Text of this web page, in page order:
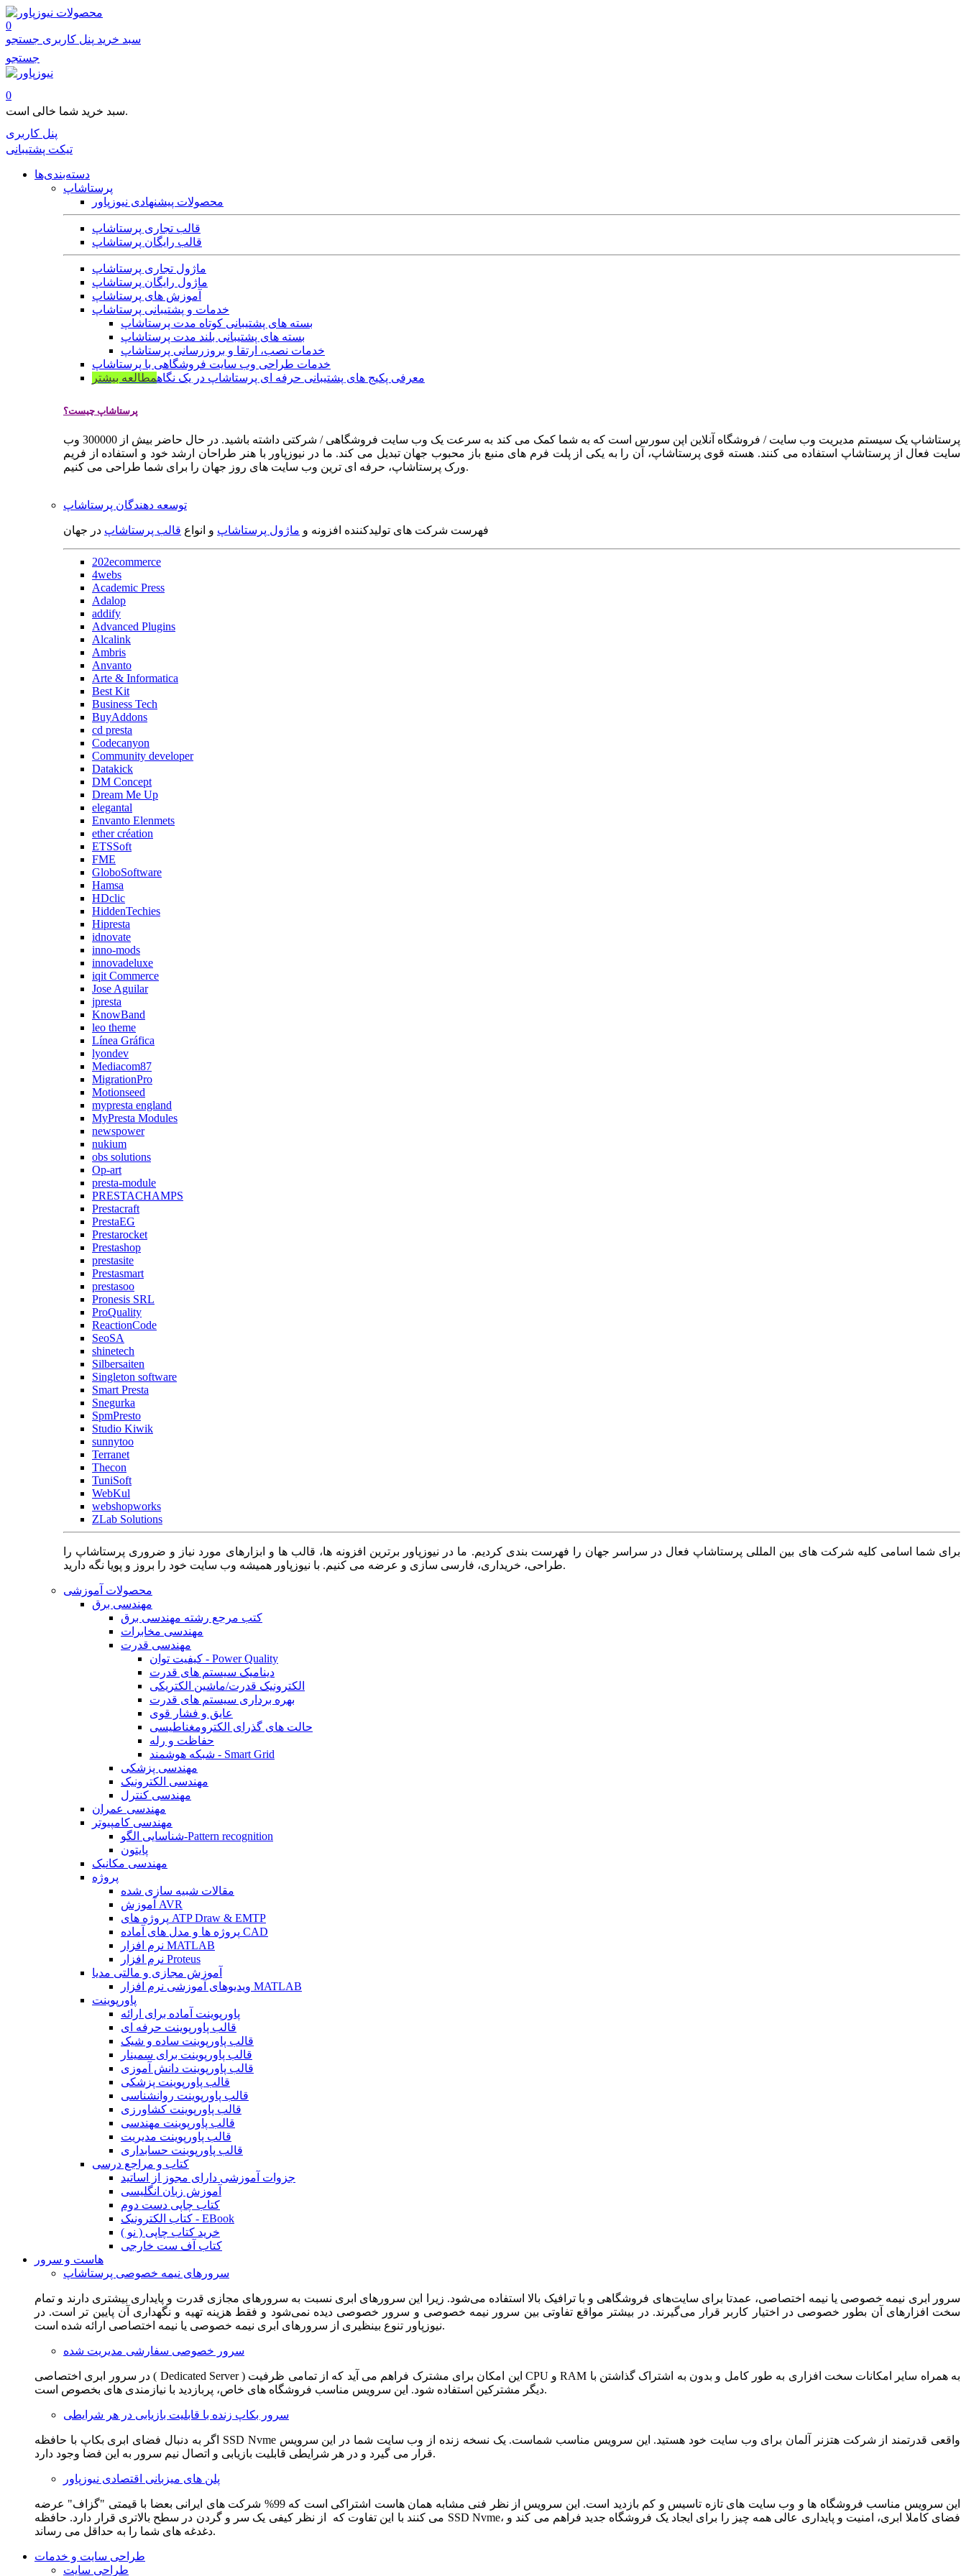
محصولات
0
سبد خرید پنل کاربری جستجو
جستجو
0
سبد خرید شما خالی است.
پنل کاربری
تیکت پشتیبانی
دسته‌بندی‌ها
پرستاشاپ
محصولات پیشنهادی نیوزپاور
قالب تجاری پرستاشاپ
قالب رایگان پرستاشاپ
ماژول تجاری پرستاشاپ
ماژول رایگان پرستاشاپ
آموزش های پرستاشاپ
خدمات و پشتیبانی پرستاشاپ
بسته های پشتیبانی کوتاه مدت پرستاشاپ
بسته های پشتیبانی بلند مدت پرستاشاپ
خدمات نصب، ارتقا و بروزرسانی پرستاشاپ
خدمات طراحی وب سایت فروشگاهی با پرستاشاپ
معرفی پکیج های پشتیبانی حرفه ای پرستاشاپ در یک نگاهمطالعه بیشتر
پرستاشاپ چیست؟
پرستاشاپ یک سیستم مدیریت وب سایت / فروشگاه آنلاین اپن سورس است که به شما کمک می کند به سرعت یک وب سایت فروشگاهی / شرکتی داشته باشید. در حال حاضر بیش از 300000 وب
سایت فعال از پرستاشاپ استفاده می کنند. هسته قوی پرستاشاپ، آن را به یکی از پلت فرم های منبع باز محبوب جهان تبدیل می کند. ما در نیوزپاور با هنر طراحان ارشد خود و استفاده از فریم
ورک پرستاشاپ، حرفه ای ترین وب سایت های روز جهان را برای شما طراحی می کنیم.
توسعه دهندگان پرستاشاپ
فهرست شرکت های تولیدکننده افزونه و ماژول پرستاشاپ و انواع قالب پرستاشاپ در جهان
202ecommerce
4webs
Academic Press
Adalop
addify
Advanced Plugins
Alcalink
Ambris
Anvanto
Arte & Informatica
Best Kit
Business Tech
BuyAddons
cd presta
Codecanyon
Community developer
Datakick
DM Concept
Dream Me Up
elegantal
Envanto Elenmets
ether création
ETSSoft
FME
GloboSoftware
Hamsa
HDclic
HiddenTechies
Hipresta
idnovate
inno-mods
innovadeluxe
iqit Commerce
Jose Aguilar
jpresta
KnowBand
leo theme
Línea Gráfica
lyondev
Mediacom87
MigrationPro
Motionseed
mypresta england
MyPresta Modules
newspower
nukium
obs solutions
Op-art
presta-module
PRESTACHAMPS
Prestacraft
PrestaEG
Prestarocket
Prestashop
prestasite
Prestasmart
prestasoo
Pronesis SRL
ProQuality
ReactionCode
SeoSA
shinetech
Silbersaiten
Singleton software
Smart Presta
Snegurka
SpmPresto
Studio Kiwik
sunnytoo
Terranet
Thecon
TuniSoft
WebKul
webshopworks
ZLab Solutions
برای شما اسامی کلیه شرکت های بین المللی پرستاشاپ فعال در سراسر جهان را فهرست بندی کردیم. ما در نیوزپاور برترین افزونه ها، قالب ها و ابزارهای مورد نیاز و ضروری پرستاشاپ را
طراحی، خریداری، فارسی سازی و عرضه می کنیم. با نیوزپاور همیشه وب سایت خود را بروز و پویا نگه دارید.
محصولات آموزشی
مهندسی برق
کتب مرجع رشته مهندسی برق
مهندسی مخابرات
مهندسی قدرت
کیفیت توان - Power Quality
دینامیک سیستم های قدرت
الکترونیک قدرت/ماشین الکتریکی
بهره برداری سیستم های قدرت
عایق و فشار قوی
حالت های گذرای الکترومغناطیسی
حفاظت و رله
شبکه هوشمند - Smart Grid
مهندسی پزشکی
مهندسی الکترونیک
مهندسی کنترل
مهندسی عمران
مهندسی کامپیوتر
شناسایی الگو-Pattern recognition
پایتون
مهندسی مکانیک
پروژه
مقالات شبیه سازی شده
آموزش AVR
پروژه های ATP Draw & EMTP
پروژه ها و مدل های آماده CAD
نرم افزار MATLAB
نرم افزار Proteus
آموزش مجازی و مالتی مدیا
ویدیوهای آموزشی نرم افزار MATLAB
پاورپوینت
پاورپوینت آماده برای ارائه
قالب پاورپوینت حرفه ای
قالب پاورپوینت ساده و شیک
قالب پاورپوینت برای سمینار
قالب پاورپوینت دانش آموزی
قالب پاورپوینت پزشکی
قالب پاورپوینت روانشناسی
قالب پاورپوینت کشاورزی
قالب پاورپوینت مهندسی
قالب پاورپوینت مدیریت
قالب پاورپوینت حسابداری
کتاب و مراجع درسی
جزوات آموزشی دارای مجوز از اساتید
آموزش زبان انگلیسی
کتاب چاپی دست دوم
کتاب الکترونیک - EBook
خرید کتاب چاپی ( نو )
کتاب آف ست خارجی
هاست و سرور
سرورهای نیمه خصوصی پرستاشاپ
سرور ابری نیمه خصوصی یا نیمه اختصاصی، عمدتا برای سایت‌های فروشگاهی و با ترافیک بالا استفاده می‌شود. زیرا این سرورهای ابری نسبت به سرورهای مجازی قدرت و پایداری بیشتری دارند و تمام
سخت افزارهای آن بطور خصوصی در اختیار کاربر قرار می‌گیرند. در بیشتر مواقع تفاوتی بین سرور نیمه خصوصی و سرور خصوصی دیده نمی‌شود و فقط هزینه تهیه و نگهداری آن پایین تر است. در
نیوزپاور تنوع بینظیری از سرورهای ابری نیمه خصوصی یا نیمه اختصاصی ارائه شده است.
سرور خصوصی سفارشی مدیریت شده
در سرور ابری اختصاصی ( Dedicated Server ) این امکان برای مشترک فراهم می آید که از تمامی ظرفیت CPU و RAM به همراه سایر امکانات سخت افزاری به طور کامل و بدون به اشتراک گذاشتن با
دیگر مشترکین استفاده شود. این سرویس مناسب فروشگاه های خاص، پربازدید با نیازمندی های بخصوص است.
سرور بکاپ زنده با قابلیت بازیابی در هر شرایطی
اگر به دنبال فضای ابری بکاپ با حافظه SSD Nvme واقعی قدرتمند از شرکت هتزنر آلمان برای وب سایت خود هستید. این سرویس مناسب شماست. یک نسخه زنده از وب سایت شما در این سرویس
قرار می گیرد و در هر شرایطی قابلیت بازیابی و اتصال نیم سرور به این فضا وجود دارد.
پلن های میزبانی اقتصادی نیوزپاور
این سرویس مناسب فروشگاه ها و وب سایت های تازه تاسیس و کم بازدید است. این سرویس از نظر فنی مشابه همان هاست اشتراکی است که 99% شرکت های ایرانی بعضا با قیمتی "گزاف" عرضه
می کنند با این تفاوت که از نظر کیفی یک سر و گردن در سطح بالاتری قرار دارد. حافظه SSD Nvme، فضای کاملا ابری، امنیت و پایداری عالی همه چیز را برای ایجاد یک فروشگاه جدید فراهم می کند و
دغدغه های شما را به حداقل می رساند.
طراحی سایت و خدمات
طراحی سایت